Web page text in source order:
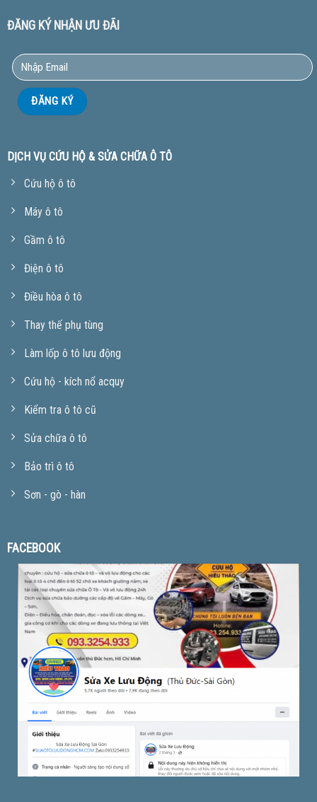
ĐĂNG KÝ NHẬN ƯU ĐÃI
DỊCH VỤ CỨU HỘ & SỬA CHỮA Ô TÔ
Cứu hộ ô tô
Máy ô tô
Gầm ô tô
Điện ô tô
Điều hòa ô tô
Thay thế phụ tùng
Làm lốp ô tô lưu động
Cứu hộ - kích nổ acquy
Kiểm tra ô tô cũ
Sửa chữa ô tô
Bảo trì ô tô
Sơn - gò - hàn
FACEBOOK